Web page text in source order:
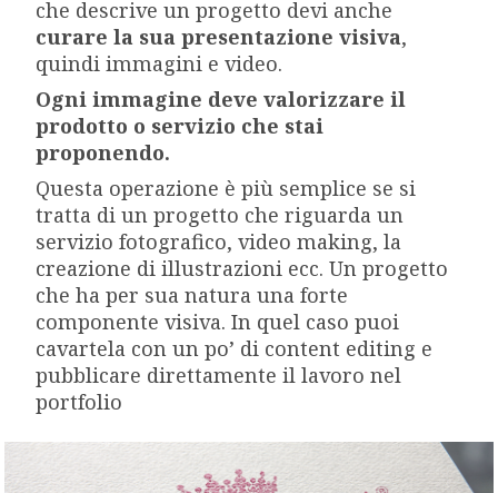
che descrive un progetto devi anche
curare la sua presentazione visiva,
quindi immagini e video.
Ogni immagine deve valorizzare il
prodotto o servizio che stai
proponendo.
Questa operazione è più semplice se si
tratta di un progetto che riguarda un
servizio fotografico, video making, la
creazione di illustrazioni ecc. Un progetto
che ha per sua natura una forte
componente visiva. In quel caso puoi
cavartela con un po’ di content editing e
pubblicare direttamente il lavoro nel
portfolio